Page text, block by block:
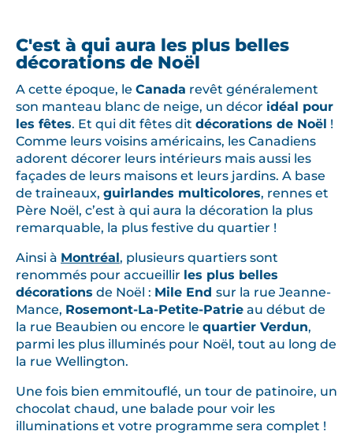
C'est à qui aura les plus belles
décorations de Noël
A cette époque, le Canada revêt généralement
son manteau blanc de neige, un décor idéal pour
les fêtes. Et qui dit fêtes dit décorations de Noël !
Comme leurs voisins américains, les Canadiens
adorent décorer leurs intérieurs mais aussi les
façades de leurs maisons et leurs jardins. A base
de traineaux, guirlandes multicolores, rennes et
Père Noël, c’est à qui aura la décoration la plus
remarquable, la plus festive du quartier !
Ainsi à Montréal, plusieurs quartiers sont
renommés pour accueillir les plus belles
décorations de Noël : Mile End sur la rue Jeanne-
Mance, Rosemont-La-Petite-Patrie au début de
la rue Beaubien ou encore le quartier Verdun,
parmi les plus illuminés pour Noël, tout au long de
la rue Wellington.
Une fois bien emmitouflé, un tour de patinoire, un
chocolat chaud, une balade pour voir les
illuminations et votre programme sera complet !